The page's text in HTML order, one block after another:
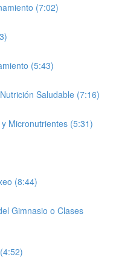
(7:02)
(5:43)
Saludable (7:16)
Micronutrientes (5:31)
(8:44)
Gimnasio o Clases